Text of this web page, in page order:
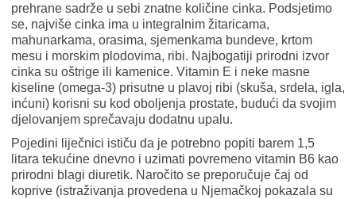
prehrane sadrže u sebi znatne količine cinka. Podsjetimo
se, najviše cinka ima u integralnim žitaricama,
mahunarkama, orasima, sjemenkama bundeve, krtom
mesu i morskim plodovima, ribi. Najbogatiji prirodni izvor
cinka su oštrige ili kamenice. Vitamin E i neke masne
kiseline (omega-3) prisutne u plavoj ribi (skuša, srdela, igla,
inćuni) korisni su kod oboljenja prostate, budući da svojim
djelovanjem sprečavaju dodatnu upalu.
Pojedini liječnici ističu da je potrebno popiti barem 1,5
litara tekućine dnevno i uzimati povremeno vitamin B6 kao
prirodni blagi diuretik. Naročito se preporučuje čaj od
koprive (istraživanja provedena u Njemačkoj pokazala su